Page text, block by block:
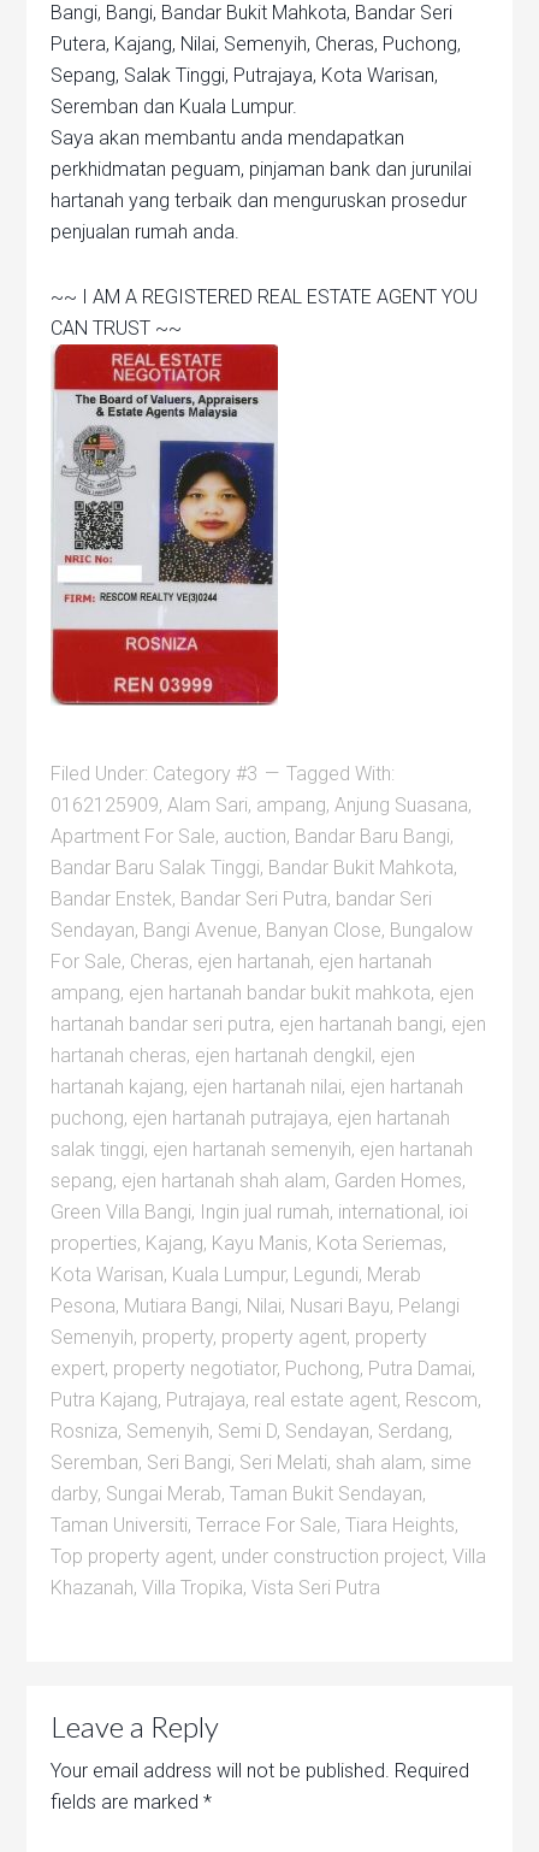
Bangi, Bangi, Bandar Bukit Mahkota, Bandar Seri
Putera, Kajang, Nilai, Semenyih, Cheras, Puchong,
Sepang, Salak Tinggi, Putrajaya, Kota Warisan,
Seremban dan Kuala Lumpur.
Saya akan membantu anda mendapatkan
perkhidmatan peguam, pinjaman bank dan jurunilai
hartanah yang terbaik dan menguruskan prosedur
penjualan rumah anda.
~~ I AM A REGISTERED REAL ESTATE AGENT YOU
CAN TRUST ~~
Filed Under: Category #3
Tagged With:
0162125909,Alam Sari, ampang,Anjung Suasana,
Apartment For Sale, auction, Bandar Baru Bangi,
Bandar Baru Salak Tinggi, Bandar Bukit Mahkota,
Bandar Enstek, Bandar Seri Putra, bandar Seri
Sendayan, Bangi Avenue, Banyan Close, Bungalow
For Sale, Cheras, ejen hartanah, ejen hartanah
ampang, ejen hartanah bandar bukit mahkota, ejen
hartanah bandar seri putra, ejen hartanah bangi, ejen
hartanah cheras, ejen hartanah dengkil, ejen
hartanah kajang, ejen hartanah nilai, ejen hartanah
puchong, ejen hartanah putrajaya, ejen hartanah
salak tinggi, ejen hartanah semenyih, ejen hartanah
sepang, ejen hartanah shah alam, Garden Homes,
Green Villa Bangi, Ingin jual rumah, international, ioi
properties, Kajang, Kayu Manis, Kota Seriemas,
Kota Warisan, Kuala Lumpur, Legundi, Merab
Pesona, Mutiara Bangi, Nilai, Nusari Bayu, Pelangi
Semenyih, property, property agent, property
expert, property negotiator, Puchong, Putra Damai,
Putra Kajang, Putrajaya, real estate agent, Rescom,
Rosniza, Semenyih, Semi D, Sendayan, Serdang,
Seremban, Seri Bangi, Seri Melati, shah alam, sime
darby, Sungai Merab,Taman Bukit Sendayan,
Taman Universiti,Terrace For Sale,Tiara Heights,
Top property agent, under construction project,Villa
Khazanah,Villa Tropika,Vista Seri Putra
Leave a Reply
Your email address will not be published. Required
fields are marked*